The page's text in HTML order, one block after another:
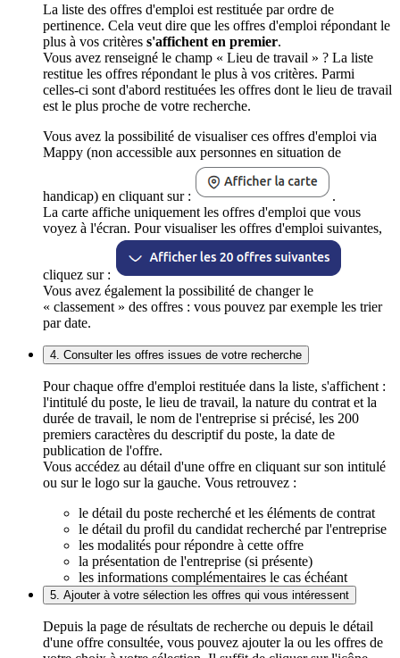
La liste des offres d'emploi est restituée par ordre de
pertinence. Cela veut dire que les offres d'emploi répondant le
plus à vos critères s'affichent en premier.
Vous avez renseigné le champ « Lieu de travail » ? La liste
restitue les offres répondant le plus à vos critères. Parmi
celles-ci sont d'abord restituées les offres dont le lieu de travail
est le plus proche de votre recherche.
Vous avez la possibilité de visualiser ces offres d'emploi via
Mappy (non accessible aux personnes en situation de
handicap) en cliquant sur :
.
La carte affiche uniquement les offres d'emploi que vous
voyez à l'écran. Pour visualiser les offres d'emploi suivantes,
cliquez sur :
Vous avez également la possibilité de changer le
« classement » des offres : vous pouvez par exemple les trier
par date.
4. Consulter les offres issues de votre recherche
Pour chaque offre d'emploi restituée dans la liste, s'affichent :
l'intitulé du poste, le lieu de travail, la nature du contrat et la
durée de travail, le nom de l'entreprise si précisé, les 200
premiers caractères du descriptif du poste, la date de
publication de l'offre.
Vous accédez au détail d'une offre en cliquant sur son intitulé
ou sur le logo sur la gauche. Vous retrouvez :
le détail du poste recherché et les éléments de contrat
le détail du profil du candidat recherché par l'entreprise
les modalités pour répondre à cette offre
la présentation de l'entreprise (si présente)
les informations complémentaires le cas échéant
5. Ajouter à votre sélection les offres qui vous intéressent
Depuis la page de résultats de recherche ou depuis le détail
d'une offre consultée, vous pouvez ajouter la ou les offres de